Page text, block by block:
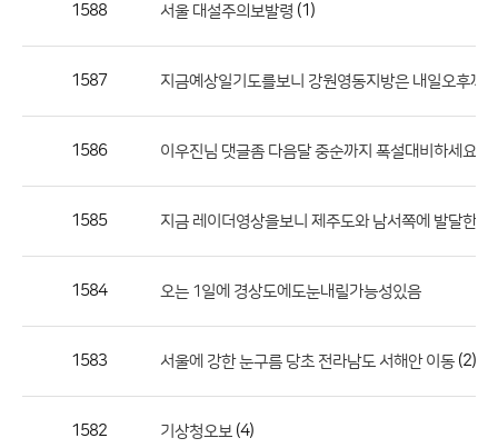
호,
록
1588 서울 대설주의보발령 (1)
1587 지금예상일기도를보니 강원영동지방은 내일오후까
1586 이우진님 댓글좀 다음달 중순까지 폭설대비하세요
1585 지금 레이더영상을보니 제주도와 남서쪽에 발달한눈
1584 오는 1일에 경상도에도눈내릴가능성있음
1583 서울에 강한 눈구름 당초 전라남도 서해안 이동 (2)
1582 기상청오보 (4)